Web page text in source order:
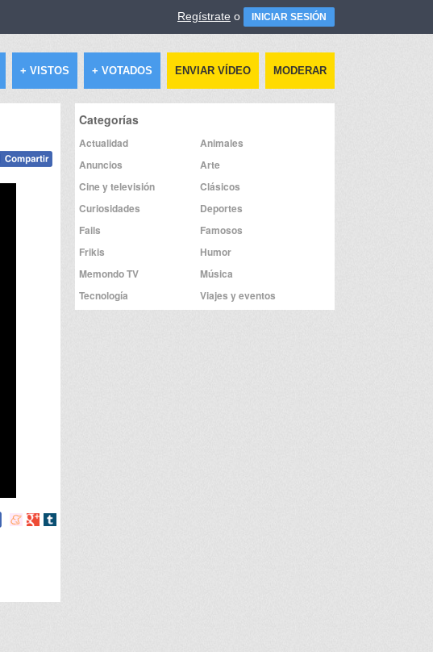
Regístrate o INICIAR SESIÓN
+ VISTOS + VOTADOS ENVIAR VÍDEO MODERAR
Compartir
Compartir
Compartir
Categorías
Actualidad
Animales
Anuncios
Arte
Cine y televisión
Clásicos
Curiosidades
Deportes
Fails
Famosos
Frikis
Humor
Memondo TV
Música
Tecnología
Viajes y eventos